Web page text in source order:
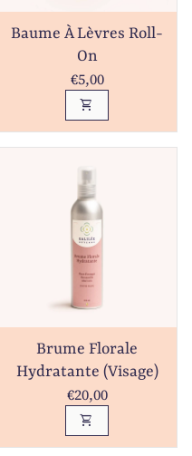
Baume À Lèvres Roll-
On
Prix normal
€5,00
shopping_cart
Brume Florale
Hydratante (Visage)
Prix normal
€20,00
shopping_cart